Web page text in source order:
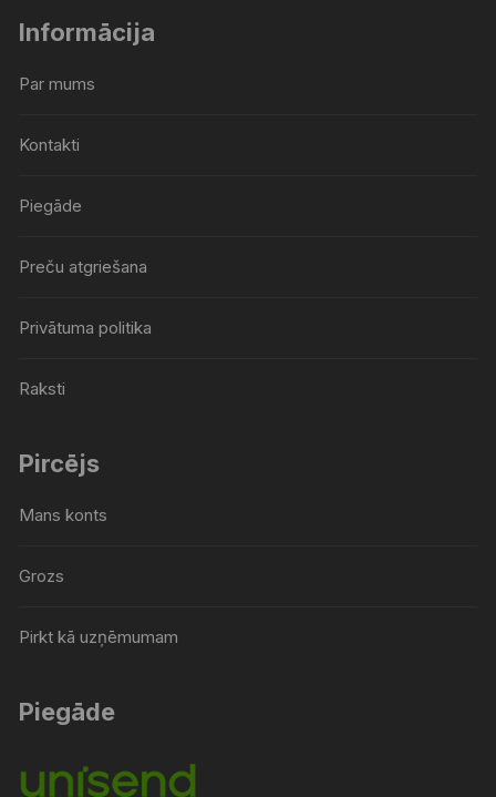
Informācija
Par mums
Kontakti
Piegāde
Preču atgriešana
Privātuma politika
Raksti
Pircējs
Mans konts
Grozs
Pirkt kā uzņēmumam
Piegāde